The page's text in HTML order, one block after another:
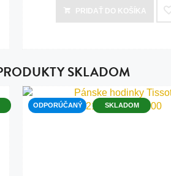
PRIDAŤDO KOŠÍKA
SKLADOM
ODPORÚČANÝ SKLADOM